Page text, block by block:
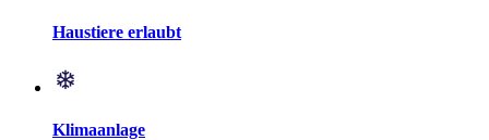
Haustiere erlaubt
Klimaanlage